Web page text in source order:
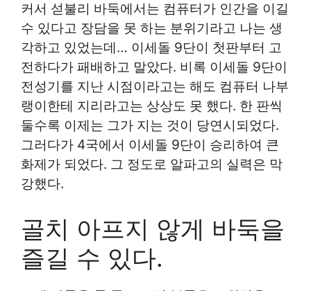
커서 섣불리 바둑에서는 컴퓨터가 인간을 이길
수 있다고 장담을 못 하는 분위기라고 나는 생
각하고 있었는데… 이세돌 9단이 첫판부터 고
전하다가 패배하고 말았다. 비록 이세돌 9단이
전성기를 지난 시점이라고는 해도 컴퓨터 나부
랭이한테 지리라고는 상상도 못 했다. 한 판씩
둘수록 이제는 그가 지는 것이 당연시되었다.
그러다가 4국에서 이세돌 9단이 승리하여 큰
화제가 되었다. 그 정도로 알파고의 실력은 막
강했다.
골치 아프지 않게 바둑을
즐길 수 있다.